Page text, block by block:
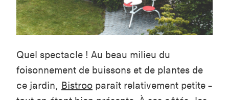
Quel spectacle ! Au beau milieu du
foisonnement de buissons et de plantes de
ce jardin, Bistroo paraît relativement petite –